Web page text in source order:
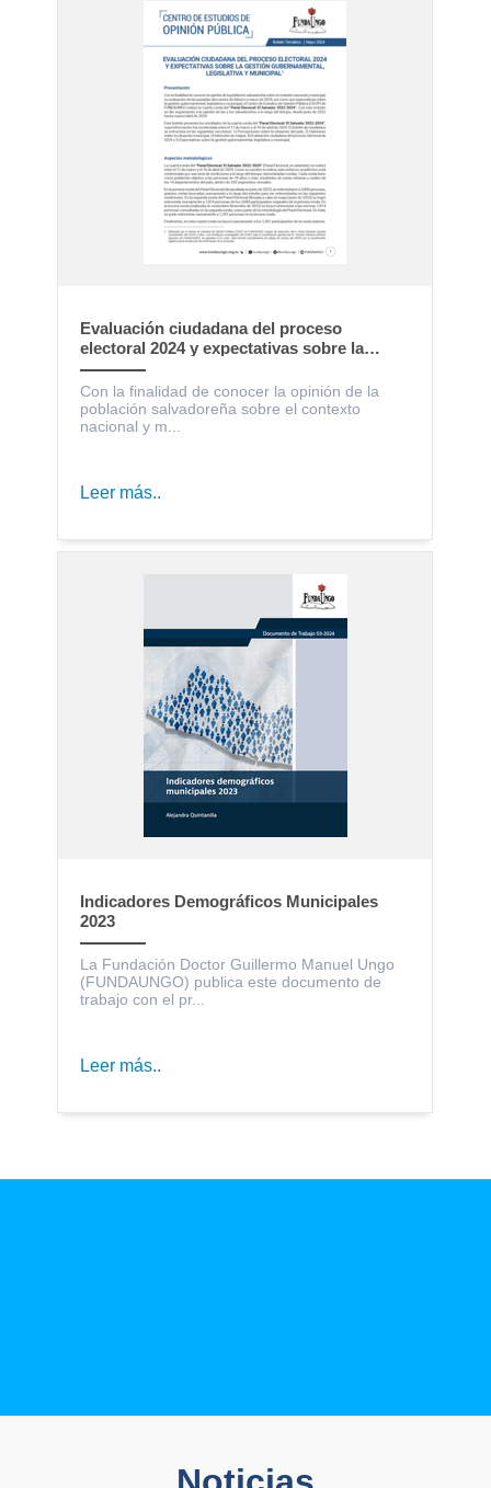
Evaluación ciudadana del proceso
electoral 2024 y expectativas sobre la
gestión gubernamental, legislativa y
municipal
Con la finalidad de conocer la opinión de la
población salvadoreña sobre el contexto
nacional y m...
Leer más..
Indicadores Demográficos Municipales
2023
La Fundación Doctor Guillermo Manuel Ungo
(FUNDAUNGO) publica este documento de
trabajo con el pr...
Leer más..